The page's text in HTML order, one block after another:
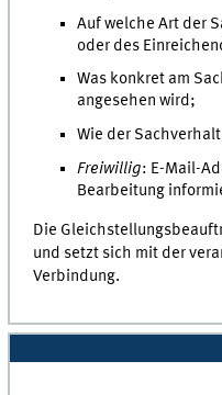
Auf welche Art der
oder des
Was konkret am
angesehen wird;
Wie der
Freiwillig: E-Mail-
Bearbeitung
Die
und setzt sich mit der
Verbindung.